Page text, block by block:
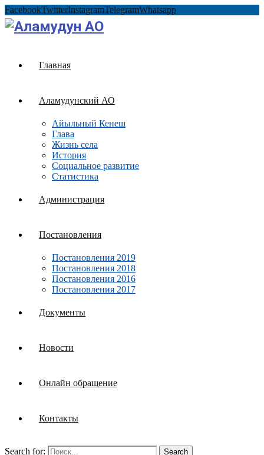
FacebookTwitterInstagramTelegramWhatsapp
Главная
Аламудунский АО
Айыльный Кенеш
Глава
Жизнь села
История
Социальное развитие
Статистика
Администрация
Постановления
Постановления 2019
Постановления 2018
Постановления 2016
Постановления 2017
Документы
Новости
Онлайн обращение
Контакты
Search for:
Search